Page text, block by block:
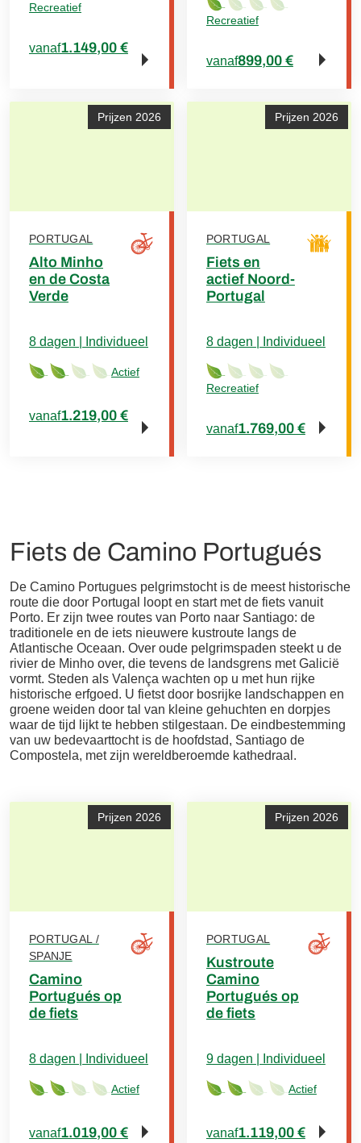
Recreatief
vanaf1.149,00 €
Recreatief
vanaf899,00 €
Prijzen 2026
PORTUGAL
Alto Minho
en de Costa
Verde
Actief
8 dagen | Individueel
vanaf1.219,00 €
Prijzen 2026
PORTUGAL
Fiets en
actief Noord-
Portugal
Recreatief
8 dagen | Individueel
vanaf1.769,00 €
Fiets de Camino Portugués
De Camino Portugues pelgrimstocht is de meest historische
route die door Portugal loopt en start met de fiets vanuit
Porto. Er zijn twee routes van Porto naar Santiago: de
traditionele en de iets nieuwere kustroute langs de
Atlantische Oceaan. Over oude pelgrimspaden steekt u de
rivier de Minho over, die tevens de landsgrens met Galicië
vormt. Steden als Valença wachten op u met hun rijke
historische erfgoed. U fietst door bosrijke landschappen en
groene weiden door tal van kleine gehuchten en dorpjes
waar de tijd lijkt te hebben stilgestaan. De eindbestemming
van uw bedevaarttocht is de hoofdstad, Santiago de
Compostela, met zijn wereldberoemde kathedraal.
Prijzen 2026
PORTUGAL /
SPANJE
Camino
Portugués op
de fiets
Actief
8 dagen | Individueel
vanaf1.019,00 €
Prijzen 2026
PORTUGAL
Kustroute
Camino
Portugués op
de fiets
Actief
9 dagen | Individueel
vanaf1.119,00 €